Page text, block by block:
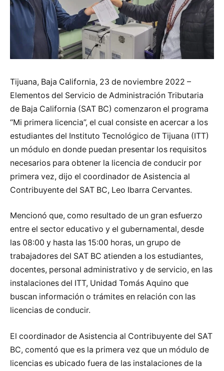
Tijuana, Baja California, 23 de noviembre 2022 –
Elementos del Servicio de Administración Tributaria
de Baja California (SAT BC) comenzaron el programa
“Mi primera licencia”, el cual consiste en acercar a los
estudiantes del Instituto Tecnológico de Tijuana (ITT)
un módulo en donde puedan presentar los requisitos
necesarios para obtener la licencia de conducir por
primera vez, dijo el coordinador de Asistencia al
Contribuyente del SAT BC, Leo Ibarra Cervantes.
Mencionó que, como resultado de un gran esfuerzo
entre el sector educativo y el gubernamental, desde
las 08:00 y hasta las 15:00 horas, un grupo de
trabajadores del SAT BC atienden a los estudiantes,
docentes, personal administrativo y de servicio, en las
instalaciones del ITT, Unidad Tomás Aquino que
buscan información o trámites en relación con las
licencias de conducir.
El coordinador de Asistencia al Contribuyente del SAT
BC, comentó que es la primera vez que un módulo de
licencias es ubicado fuera de las instalaciones de la